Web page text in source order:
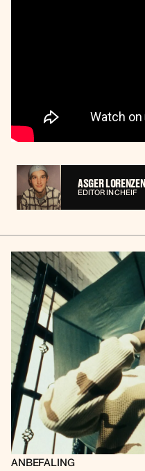
ASGER LORENZEN
EDITOR IN CHEIF
ANBEFALING